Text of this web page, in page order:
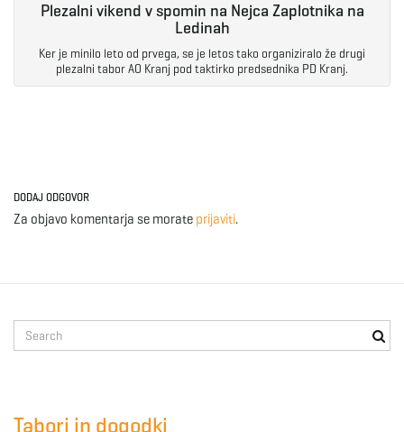
Plezalni vikend v spomin na Nejca Zaplotnika na
Ledinah
Ker je minilo leto od prvega, se je letos tako organiziralo že drugi
plezalni tabor AO Kranj pod taktirko predsednika PD Kranj.
DODAJ ODGOVOR
Za objavo komentarja se morate prijaviti.
e
Tabori in dogodki